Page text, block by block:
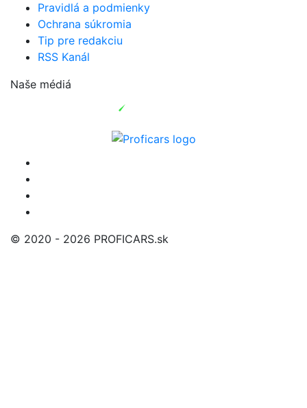
Pravidlá a podmienky
Ochrana súkromia
Tip pre redakciu
RSS Kanál
Naše médiá
© 2020 - 2026 PROFICARS.sk